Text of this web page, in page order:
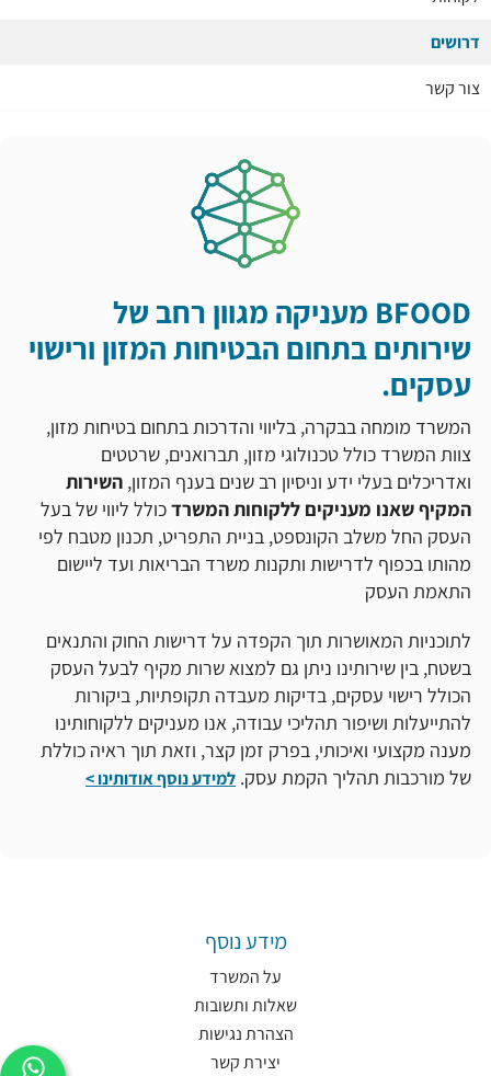
דרושים
צור קשר
BFOOD מעניקה מגוון רחב של
שירותים בתחום הבטיחות המזון ורישוי
עסקים.
המשרד מומחה בבקרה, בליווי והדרכות בתחום בטיחות מזון,
צוות המשרד כולל טכנולוגי מזון, תברואנים, שרטטים
ואדריכלים בעלי ידע וניסיון רב שנים בענף המזון, השירות
המקיף שאנו מעניקים ללקוחות המשרדכולל ליווי של בעל
העסק החל משלב הקונספט, בניית התפריט, תכנון מטבח לפי
מהותו בכפוף לדרישות ותקנות משרד הבריאות ועד ליישום
התאמת העסק
לתוכניות המאושרות תוך הקפדה על דרישות החוק והתנאים
בשטח, בין שירותינו ניתן גם למצוא שרות מקיף לבעל העסק
הכולל רישוי עסקים, בדיקות מעבדה תקופתיות, ביקורות
להתייעלות ושיפור תהליכי עבודה, אנו מעניקים ללקוחותינו
מענה מקצועי ואיכותי, בפרק זמן קצר, וזאת תוך ראיה כוללת
של מורכבות תהליך הקמת עסק. למידע נוסף אודותינו >
מידע נוסף
על המשרד
שאלות ותשובות
הצהרת נגישות
יצירת קשר